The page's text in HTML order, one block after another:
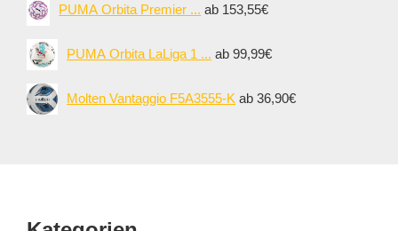
PUMA Orbita Premier ... ab 153,55€
PUMA Orbita LaLiga 1 ... ab 99,99€
Molten Vantaggio F5A3555-K ab 36,90€